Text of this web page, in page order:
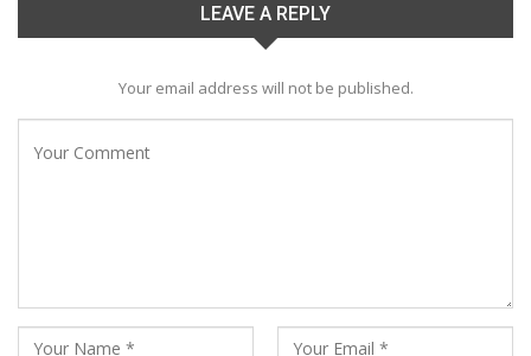
LEAVE A REPLY
Your email address will not be published.